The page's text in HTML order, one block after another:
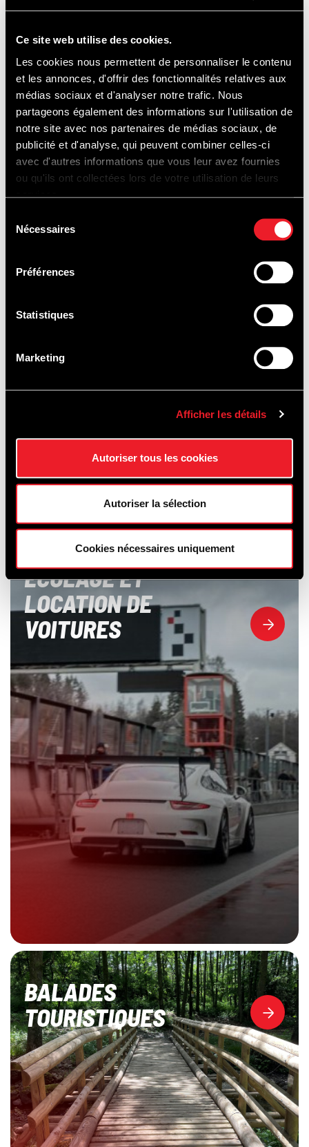
Ce site web utilise des cookies.
Les cookies nous permettent de personnaliser le contenu
et les annonces, d'offrir des fonctionnalités relatives aux
médias sociaux et d'analyser notre trafic. Nous
partageons également des informations sur l'utilisation de
notre site avec nos partenaires de médias sociaux, de
publicité et d'analyse, qui peuvent combiner celles-ci
avec d'autres informations que vous leur avez fournies
ou qu'ils ont collectées lors de votre utilisation de leurs
services.
Nécessaires
Préférences
Statistiques
Marketing
Afficher les détails
Autoriser tous les cookies
Autoriser la sélection
Cookies nécessaires uniquement
A DÉCOUVRIR
AUSSI...
BAPTÊMES
ÉCOLAGE ET
LOCATION DE
VOITURES
BALADES
TOURISTIQUES